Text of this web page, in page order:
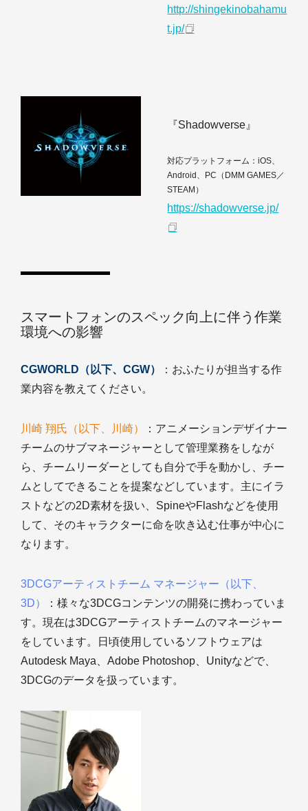
http://shingekinobahamu
t.jp/
『Shadowverse』
対応プラットフォーム：iOS、
Android、PC（DMM GAMES／
STEAM）
https://shadowverse.jp/
スマートフォンのスペック向上に伴う作業
環境への影響
CGWORLD（以下、CGW）
：おふたりが担当する作
業内容を教えてください。
川崎 翔氏（以下、川崎）
：アニメーションデザイナー
チームのサブマネージャーとして管理業務をしなが
ら、チームリーダーとしても自分で手を動かし、チー
ムとしてできることを提案などしています。主にイラ
ストなどの2D素材を扱い、SpineやFlashなどを使用
して、そのキャラクターに命を吹き込む仕事が中心に
なります。
3DCGアーティストチーム マネージャー（以下、
3D）
：様々な3DCGコンテンツの開発に携わっていま
す。現在は3DCGアーティストチームのマネージャー
をしています。日頃使用しているソフトウェアは
Autodesk Maya、Adobe Photoshop、Unityなどで、
3DCGのデータを扱っています。